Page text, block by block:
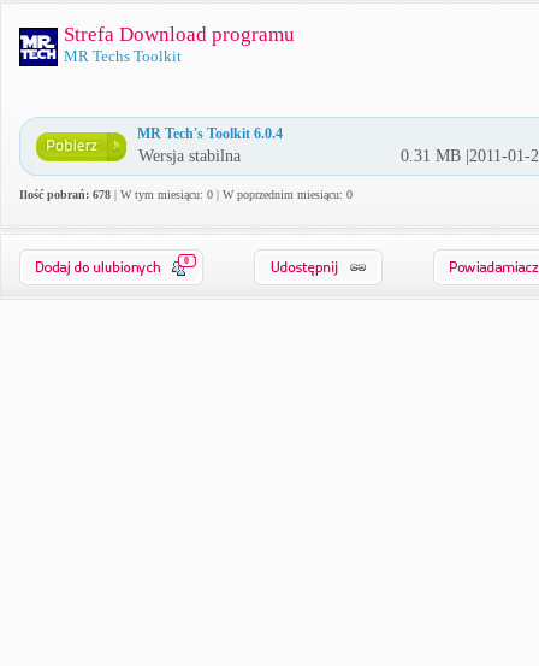
Strefa Download programu
MR Techs Toolkit
MR Tech's Toolkit 6.0.4
Wersja stabilna 0.31 MB |2011-01-
Ilość pobrań: 678 | W tym miesiącu: 0 | W poprzednim miesiącu: 0
0